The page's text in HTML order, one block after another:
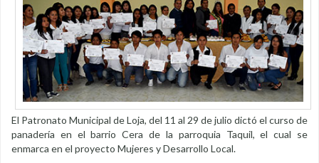
El Patronato Municipal de Loja, del 11 al 29 de julio dictó el curso de
panadería en el barrio Cera de la parroquia Taquil, el cual se
enmarca en el proyecto Mujeres y Desarrollo Local.